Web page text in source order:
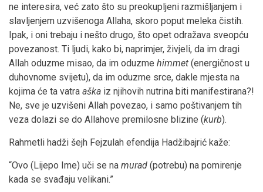
ne interesira, već zato što su preokupljeni razmišljanjem i
slavljenjem uzvišenoga Allaha, skoro poput meleka čistih.
Ipak, i oni trebaju i nešto drugo, što opet odražava sveopću
povezanost. Ti ljudi, kako bi, naprimjer, živjeli, da im dragi
Allah oduzme misao, da im oduzme himmet (energičnost u
duhovnome svijetu), da im oduzme srce, dakle mjesta na
kojima će ta vatra aška iz njihovih nutrina biti manifestirana?!
Ne, sve je uzvišeni Allah povezao, i samo poštivanjem tih
veza dolazi se do Allahove premilosne blizine (kurb).
Rahmetli hadži šejh Fejzulah efendija Hadžibajrić kaže:
“Ovo (Lijepo Ime) uči se na murad (potrebu) na pomirenje
kada se svađaju velikani.”